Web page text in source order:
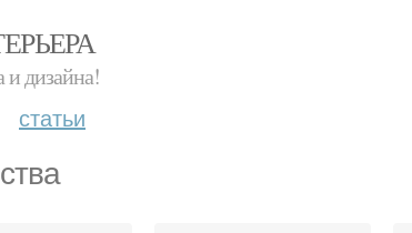
и дизайна!
статьи